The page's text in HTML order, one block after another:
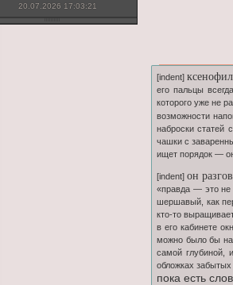
20.07.2026 17:03:21
[indent]
его пальцы
которого уже не
возможности
наброски статей
чашки с
ищет порядок —
[indent] он
«правда — это не
шершавый, как
кто-то
в его кабинете
можно было бы
самой глубиной,
обложках
пока есть